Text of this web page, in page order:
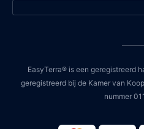
EasyTerra® is een geregistreerd
geregistreerd bij de Kamer van
nummer